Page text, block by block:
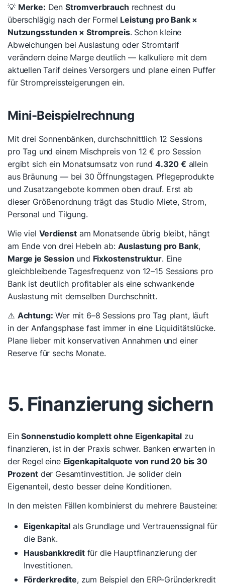
💡 Merke: Den Stromverbrauch rechnest du
überschlägig nach der Formel Leistung pro Bank ×
Nutzungsstunden × Strompreis. Schon kleine
Abweichungen bei Auslastung oder Stromtarif
verändern deine Marge deutlich — kalkuliere mit dem
aktuellen Tarif deines Versorgers und plane einen Puffer
für Strompreissteigerungen ein.
Mini-Beispielrechnung
Mit drei Sonnenbänken, durchschnittlich 12 Sessions
pro Tag und einem Mischpreis von 12 € pro Session
ergibt sich ein Monatsumsatz von rund 4.320 € allein
aus Bräunung — bei 30 Öffnungstagen. Pflegeprodukte
und Zusatzangebote kommen oben drauf. Erst ab
dieser Größenordnung trägt das Studio Miete, Strom,
Personal und Tilgung.
Wie viel Verdienst am Monatsende übrig bleibt, hängt
am Ende von drei Hebeln ab: Auslastung pro Bank,
Marge je Session und Fixkostenstruktur. Eine
gleichbleibende Tagesfrequenz von 12–15 Sessions pro
Bank ist deutlich profitabler als eine schwankende
Auslastung mit demselben Durchschnitt.
⚠️ Achtung: Wer mit 6–8 Sessions pro Tag plant, läuft
in der Anfangsphase fast immer in eine Liquiditätslücke.
Plane lieber mit konservativen Annahmen und einer
Reserve für sechs Monate.
5. Finanzierung sichern
EinSonnenstudio komplett ohne Eigenkapital zu
finanzieren, ist in der Praxis schwer. Banken erwarten in
der Regel eine Eigenkapitalquote von rund 20 bis 30
Prozentder Gesamtinvestition. Je solider dein
Eigenanteil, desto besser deine Konditionen.
In den meisten Fällen kombinierst du mehrere Bausteine:
Eigenkapital als Grundlage und Vertrauenssignal für
die Bank.
Hausbankkreditfür die Hauptfinanzierung der
Investitionen.
Förderkredite, zum Beispiel den ERP-Gründerkredit